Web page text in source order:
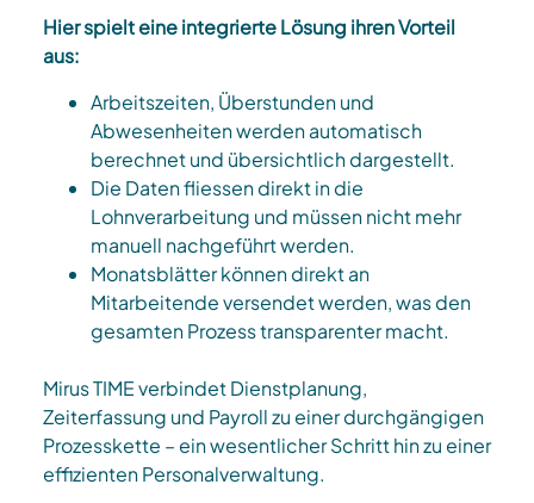
Hier spielt eine integrierte Lösung ihren Vorteil
aus:
Arbeitszeiten, Überstunden und
Abwesenheiten werden automatisch
berechnet und übersichtlich dargestellt.​
Die Daten fliessen direkt in die
Lohnverarbeitung und müssen nicht mehr
manuell nachgeführt werden.​
Monatsblätter können direkt an
Mitarbeitende versendet werden, was den
gesamten Prozess transparenter macht.​
Mirus TIME verbindet Dienstplanung,
Zeiterfassung und Payroll zu einer durchgängigen
Prozesskette – ein wesentlicher Schritt hin zu einer
effizienten Personalverwaltung.​